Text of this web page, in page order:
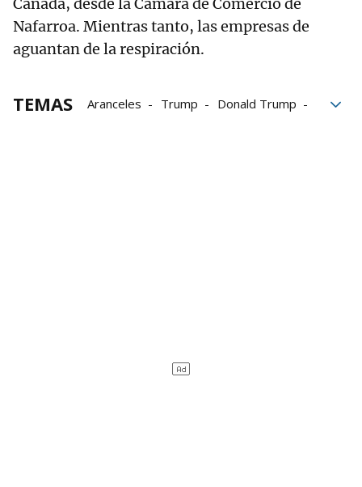
Cañada, desde la Cámara de Comercio de
Nafarroa. Mientras tanto, las empresas de
aguantan de la respiración.
TEMAS Aranceles Trump
Donald Trump